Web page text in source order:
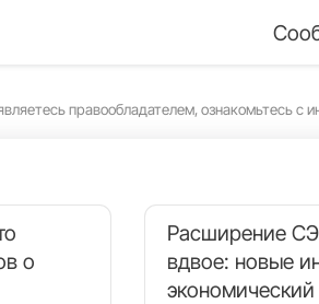
правообладателем, ознакомьтесь с
о
Расширение
вдвое: новые